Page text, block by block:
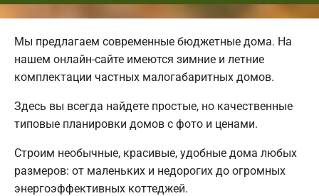
Мы предлагаем современные бюджетные дома. На
нашем онлайн-сайте имеются зимние и летние
комплектации частных малогабаритных домов.
Здесь вы всегда найдете простые, но качественные
типовые планировки домов с фото и ценами.
Строим необычные, красивые, удобные дома любых
размеров: от маленьких и недорогих до огромных
энергоэффективных коттеджей.